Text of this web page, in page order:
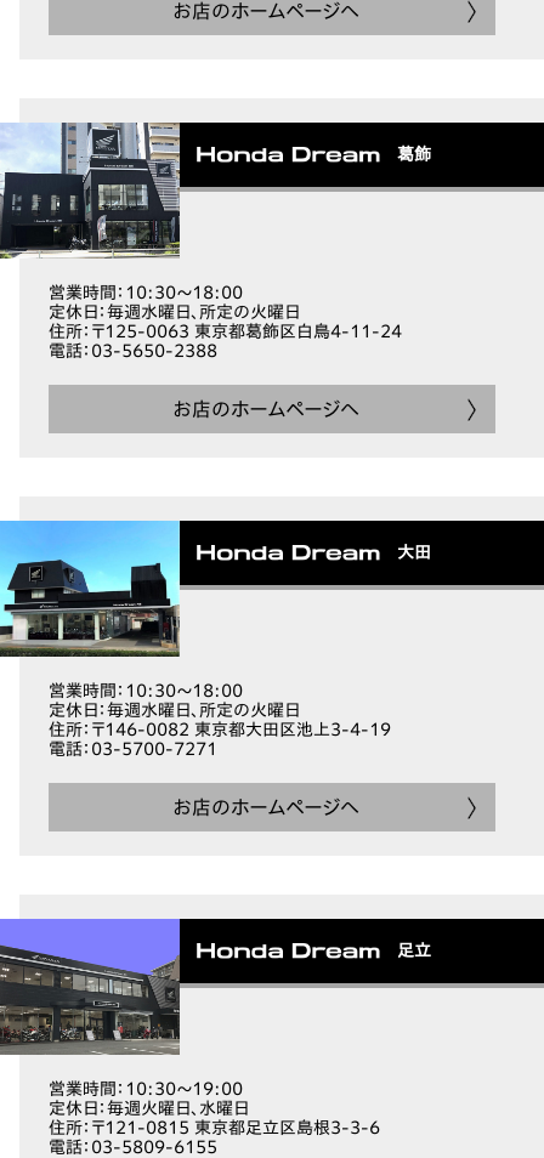
お店のホームページへ
葛飾
営業時間 ：10:30～18:00
定休日 ：毎週水曜日、所定の火曜日
住所：〒125-0063 東京都葛飾区白鳥4-11-24
電話：03-5650-2388
お店のホームページへ
大田
営業時間 ：10:30～18:00
定休日 ：毎週水曜日、所定の火曜日
住所：〒146-0082 東京都大田区池上3-4-19
電話：03-5700-7271
お店のホームページへ
足立
営業時間 ：10:30～19:00
定休日 ：毎週火曜日、水曜日
住所：〒121-0815 東京都足立区島根3-3-6
電話：03-5809-6155